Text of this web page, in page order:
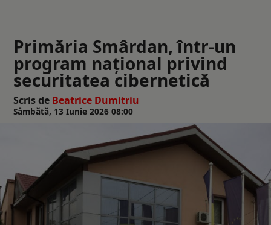
Primăria Smârdan, într-un
program național privind
securitatea cibernetică
Scris de Beatrice Dumitriu
Sâmbătă, 13 Iunie 2026 08:00